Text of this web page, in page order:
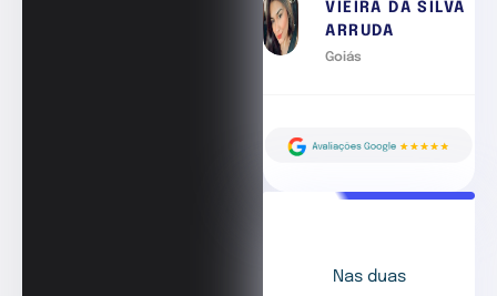
VIEIRA DA SILVA
ARRUDA
Goiás
Nas duas